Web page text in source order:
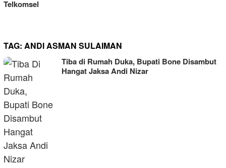
Telkomsel
TAG: ANDI ASMAN SULAIMAN
Tiba di Rumah Duka, Bupati Bone Disambut
Hangat Jaksa Andi Nizar